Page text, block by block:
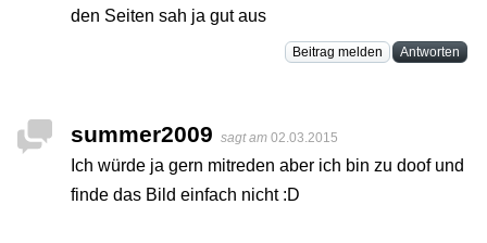
den Seiten sah ja gut aus
Beitrag melden Antworten
summer2009 sagt am 02.03.2015
Ich würde ja gern mitreden aber ich bin zu doof und
finde das Bild einfach nicht :D